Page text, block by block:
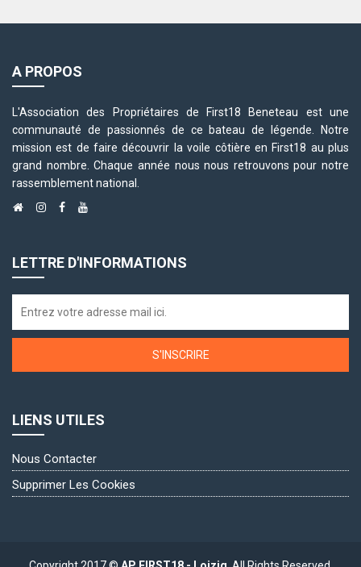
A PROPOS
L'Association des Propriétaires de First18 Beneteau est une
communauté de passionnés de ce bateau de légende. Notre
mission est de faire découvrir la voile côtière en First18 au plus
grand nombre. Chaque année nous nous retrouvons pour notre
rassemblement national.
LETTRE D'INFORMATIONS
S'INSCRIRE
LIENS UTILES
Nous Contacter
Supprimer Les Cookies